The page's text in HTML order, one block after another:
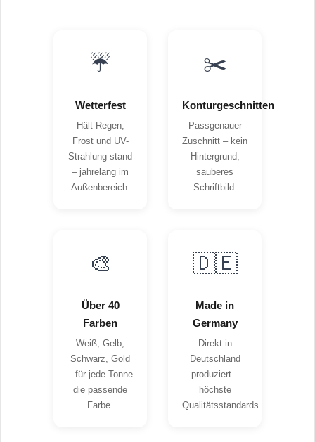
☔
Wetterfest
Hält Regen,
Frost und UV-
Strahlung stand
– jahrelang im
Außenbereich.
✂️
Konturgeschnitten
Passgenauer
Zuschnitt – kein
Hintergrund,
sauberes
Schriftbild.
🎨
Über 40
Farben
Weiß, Gelb,
Schwarz, Gold
– für jede Tonne
die passende
Farbe.
🇩🇪
Made in
Germany
Direkt in
Deutschland
produziert –
höchste
Qualitätsstandards.